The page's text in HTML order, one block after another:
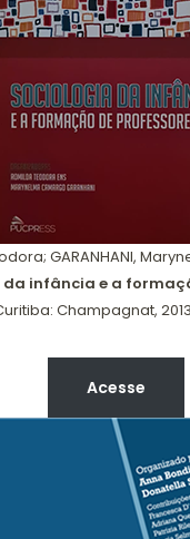
GARANHANI,
infância e a
Champagnat,
Acesse